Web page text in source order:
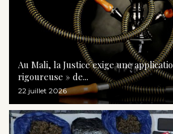
Au Mali, la Justice exige une
rigoureuse » de...
22 juillet 2026